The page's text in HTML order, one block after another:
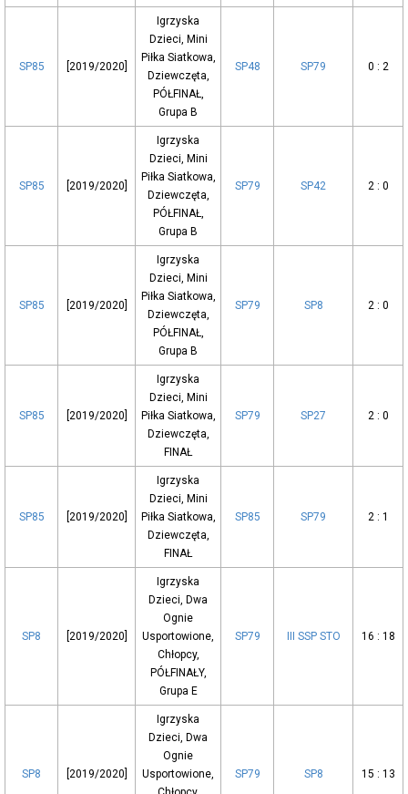
SP85 [2019/2020]
Igrzyska
Dzieci, Mini
Piłka Siatkowa,
Dziewczęta,
PÓŁFINAŁ,
Grupa B
SP48 SP79 0 : 2
SP85 [2019/2020]
Igrzyska
Dzieci, Mini
Piłka Siatkowa,
Dziewczęta,
PÓŁFINAŁ,
Grupa B
SP79 SP42 2 : 0
SP85 [2019/2020]
Igrzyska
Dzieci, Mini
Piłka Siatkowa,
Dziewczęta,
PÓŁFINAŁ,
Grupa B
SP79 SP8 2 : 0
SP85 [2019/2020]
Igrzyska
Dzieci, Mini
Piłka Siatkowa,
Dziewczęta,
FINAŁ
SP79 SP27 2 : 0
SP85 [2019/2020]
Igrzyska
Dzieci, Mini
Piłka Siatkowa,
Dziewczęta,
FINAŁ
SP85 SP79 2 : 1
SP8 [2019/2020]
Igrzyska
Dzieci, Dwa
Ognie
Usportowione,
Chłopcy,
PÓŁFINAŁY,
Grupa E
SP79 III SSP STO 16 : 18
SP8 [2019/2020]
Igrzyska
Dzieci, Dwa
Ognie
Usportowione,
SP79 SP8 15 : 13